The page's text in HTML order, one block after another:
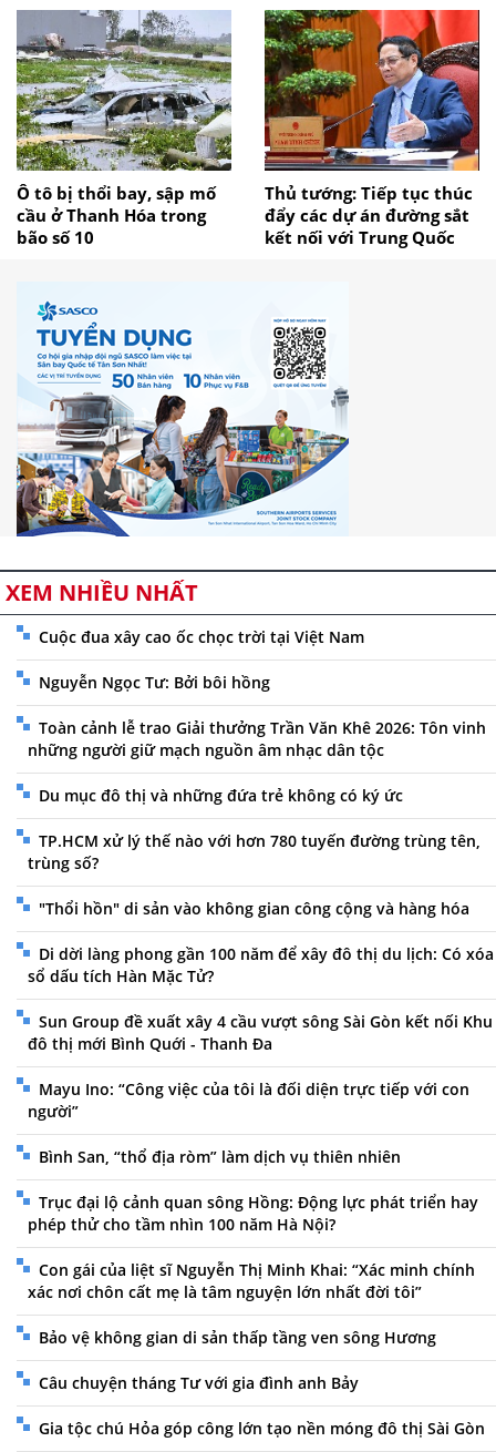
Ô tô bị thổi bay, sập mố
cầu ở Thanh Hóa trong
bão số 10
Thủ tướng: Tiếp tục thúc
đẩy các dự án đường sắt
kết nối với Trung Quốc
XEM NHIỀU NHẤT
Cuộc đua xây cao ốc chọc trời tại Việt Nam
Nguyễn Ngọc Tư: Bởi bôi hồng
Toàn cảnh lễ trao Giải thưởng Trần Văn Khê 2026: Tôn vinh
những người giữ mạch nguồn âm nhạc dân tộc
Du mục đô thị và những đứa trẻ không có ký ức
TP.HCM xử lý thế nào với hơn 780 tuyến đường trùng tên,
trùng số?
"Thổi hồn" di sản vào không gian công cộng và hàng hóa
Di dời làng phong gần 100 năm để xây đô thị du lịch: Có xóa
sổ dấu tích Hàn Mặc Tử?
Sun Group đề xuất xây 4 cầu vượt sông Sài Gòn kết nối Khu
đô thị mới Bình Quới - Thanh Đa
Mayu Ino: “Công việc của tôi là đối diện trực tiếp với con
người”
Bình San, “thổ địa ròm” làm dịch vụ thiên nhiên
Trục đại lộ cảnh quan sông Hồng: Động lực phát triển hay
phép thử cho tầm nhìn 100 năm Hà Nội?
Con gái của liệt sĩ Nguyễn Thị Minh Khai: “Xác minh chính
xác nơi chôn cất mẹ là tâm nguyện lớn nhất đời tôi”
Bảo vệ không gian di sản thấp tầng ven sông Hương
Câu chuyện tháng Tư với gia đình anh Bảy
Gia tộc chú Hỏa góp công lớn tạo nền móng đô thị Sài Gòn